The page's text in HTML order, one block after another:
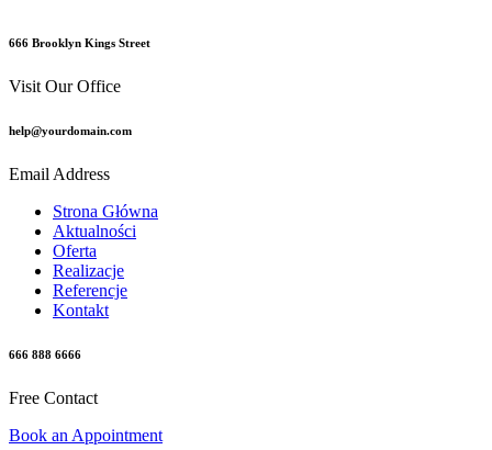
666 Brooklyn Kings Street
Visit Our Office
help@yourdomain.com
Email Address
Strona Główna
Aktualności
Oferta
Realizacje
Referencje
Kontakt
666 888 6666
Free Contact
Book an Appointment